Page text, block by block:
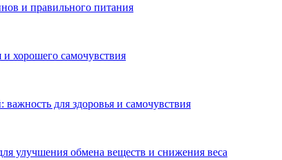
и правильного питания
хорошего самочувствия
для здоровья и самочувствия
улучшения обмена веществ и снижения веса